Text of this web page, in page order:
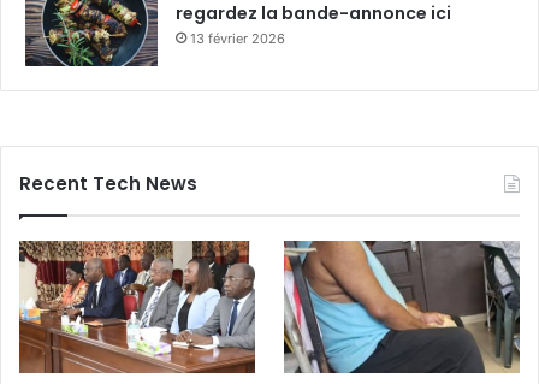
regardez la bande-annonce ici
13 février 2026
Recent Tech News